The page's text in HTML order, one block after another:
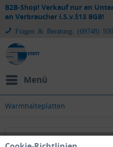
B2B-Shop! Verkauf nur an
an Verbraucher i.S.v.§13 BGB!
Fragen & Beratung: (09748)
Menü
Warmhalteplatten
Warmhalteplatten